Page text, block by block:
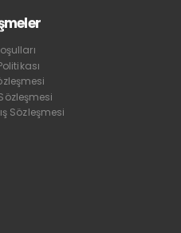
Sözleşmesi